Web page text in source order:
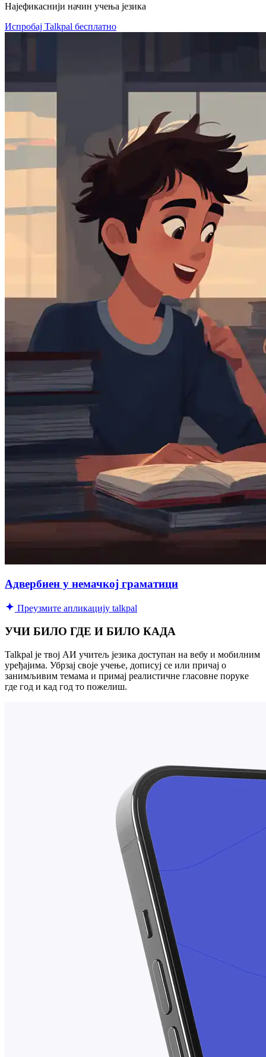
Најефикаснији начин учења језика
Испробај Talkpal бесплатно
Адвербиен у немачкој граматици
Преузмите апликацију talkpal
УЧИ БИЛО ГДЕ И БИЛО КАДА
Talkpal је твој АИ учитељ језика доступан на вебу и мобилним
уређајима. Убрзај своје учење, дописуј се или причај о
занимљивим темама и примај реалистичне гласовне поруке
где год и кад год то пожелиш.